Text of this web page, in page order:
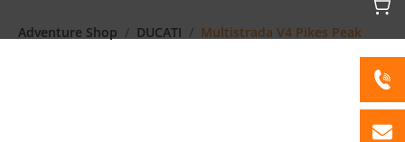
Adventure Shop DUCATI Multistrada V4 Pikes Peak